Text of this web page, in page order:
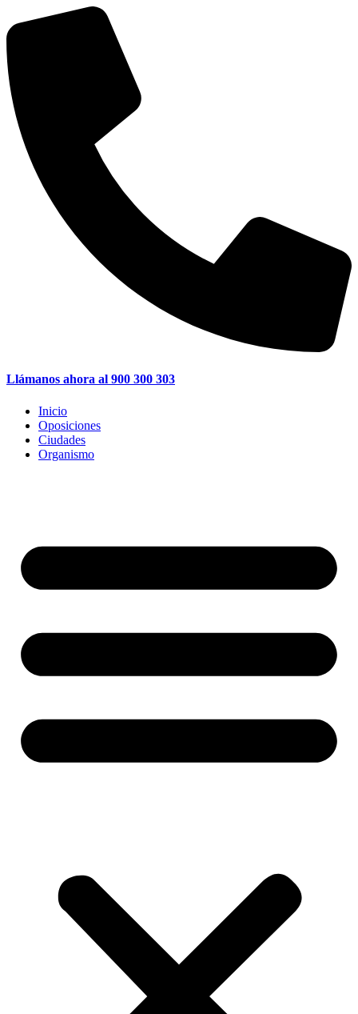
al
contenido
Llámanos ahora al 900 300 303
Inicio
Oposiciones
Ciudades
Organismo